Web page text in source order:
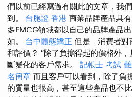
們以前已經寫過有關此的文章，我
到。 台胞證 香港 商業品牌產品具
多FMCG領域都以自己的品牌產品
如。 台中體態矯正 但是，消費者對
和評價？ “除了負擔得起的價格外
斷變化的客戶需求。 記帳士 考試
名簡章 而且客戶可以看到，除了負
的質量也很高，甚至這些產品也不